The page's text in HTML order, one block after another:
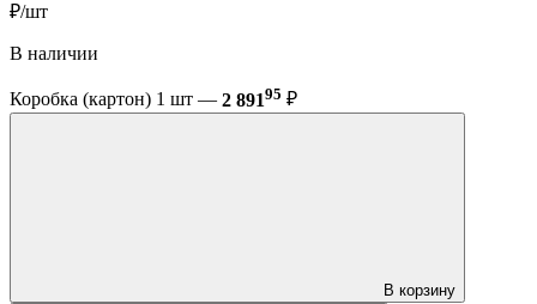
₽/шт
В наличии
Коробка (картон) 1 шт — 2 89195 ₽
В корзину